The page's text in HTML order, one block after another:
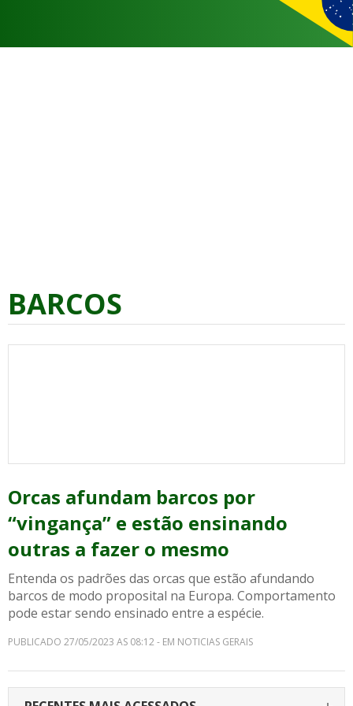
BARCOS
Orcas afundam barcos por
“vingança” e estão ensinando
outras a fazer o mesmo
Entenda os padrões das orcas que estão afundando
barcos de modo proposital na Europa. Comportamento
pode estar sendo ensinado entre a espécie.
PUBLICADO 27/05/2023 AS 08:12 - EM NOTICIAS GERAIS